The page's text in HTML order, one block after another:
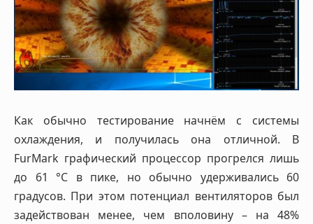
Как обычно тестирование начнём с системы
охлаждения, и получилась она отличной. В
FurMark графический процессор прогрелся лишь
до 61 °C в пике, но обычно удерживались 60
градусов. При этом потенциал вентиляторов был
задействован менее, чем вполовину – на 48%